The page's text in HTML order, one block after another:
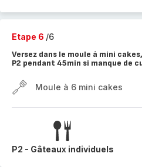
Etape 6 /6
Versez dans le moule à mini
P2 pendant 45min si manque de
Moule à 6 mini cakes
P2 - Gâteaux individuels